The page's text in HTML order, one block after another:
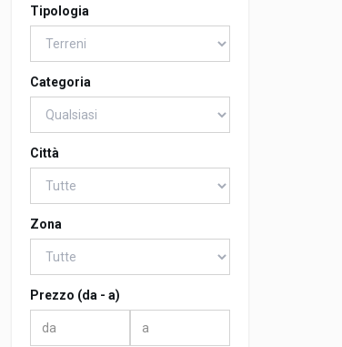
Tipologia
Categoria
Città
Zona
Prezzo (da - a)